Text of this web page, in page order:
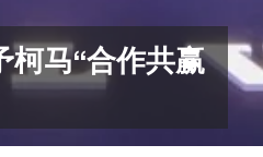
柯马“合作共赢